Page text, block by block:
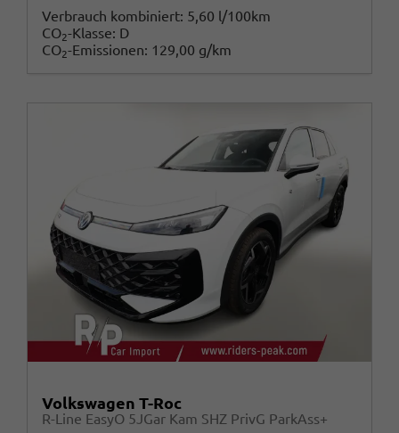
Verbrauch kombiniert: 5,60 l/100km
CO2-Klasse: D
CO2-Emissionen: 129,00 g/km
Volkswagen T-Roc
R-Line EasyO 5JGar Kam SHZ PrivG ParkAss+